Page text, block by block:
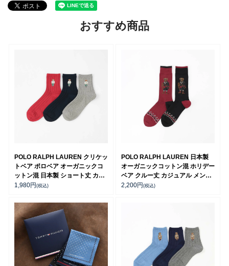
おすすめ商品
POLO RALPH LAUREN クリケッ
トベア ポロベア オーガニックコ
ットン混 日本製 ショート丈 カジ
ュアル ソックス メンズ
1,980円 (税込)
POLO RALPH LAUREN 日本製
オーガニックコットン混 ホリデー
ベア クルー丈 カジュアル メンズ
ソックス 02012503
2,200円 (税込)